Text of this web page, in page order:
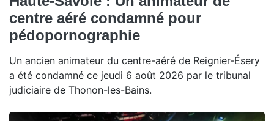
centre aéré condamné pour
pédopornographie
Un ancien animateur du centre-aéré de Reignier-Ésery
a été condamné ce jeudi 6 août 2026 par le tribunal
judiciaire de Thonon-les-Bains.